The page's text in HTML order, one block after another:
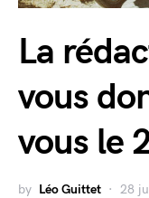
La
vous
vous le
by Léo Guittet 28